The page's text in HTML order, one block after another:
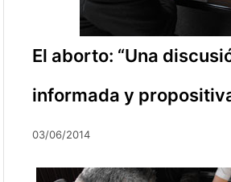
El aborto: “Una
informada y
03/06/2014